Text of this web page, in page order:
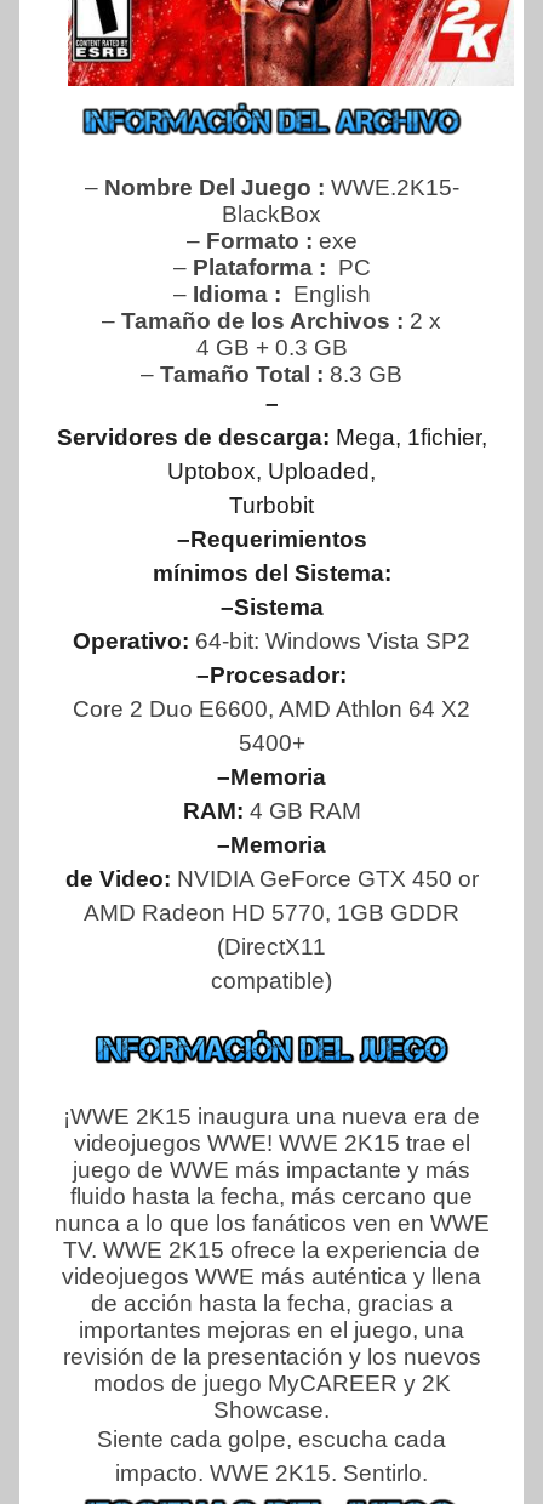
– Nombre Del Juego : WWE.2K15-
BlackBox
– Formato : exe
– Plataforma : PC
– Idioma : English
– Tamaño de los Archivos : 2 x
4 GB + 0.3 GB
– Tamaño Total : 8.3 GB
–
Servidores de descarga: Mega, 1fichier,
Uptobox, Uploaded,
Turbobit
–Requerimientos
mínimos del Sistema:
–Sistema
Operativo: 64-bit: Windows Vista SP2
–Procesador:
Core 2 Duo E6600, AMD Athlon 64 X2
5400+
–Memoria
RAM: 4 GB RAM
–Memoria
de Video: NVIDIA GeForce GTX 450 or
AMD Radeon HD 5770, 1GB GDDR
(DirectX11
compatible)
¡WWE 2K15 inaugura una nueva era de
videojuegos WWE! WWE 2K15 trae el
juego de WWE más impactante y más
fluido hasta la fecha, más cercano que
nunca a lo que los fanáticos ven en WWE
TV. WWE 2K15 ofrece la experiencia de
videojuegos WWE más auténtica y llena
de acción hasta la fecha, gracias a
importantes mejoras en el juego, una
revisión de la presentación y los nuevos
modos de juego MyCAREER y 2K
Showcase.
Siente cada golpe, escucha cada
impacto. WWE 2K15. Sentirlo.